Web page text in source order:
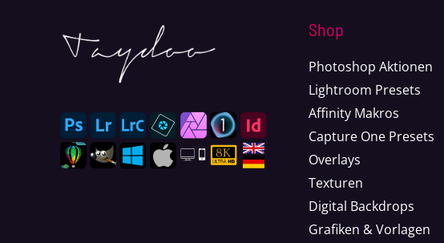
Shop
Photoshop Aktionen
Lightroom Presets
Affinity Makros
Capture One Presets
Overlays
Texturen
Digital Backdrops
Grafiken & Vorlagen